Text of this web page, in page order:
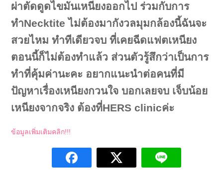
ผ่าตัดดูดไขมันเหนียงออกไป ร่วมกับการ
ทำNecktite ไม่ต้องมากังวลมุมกล้องนี้ฉันจะ
สวยไหม ทำทีเดียวจบ ที่เคยฉีดแฟตเหนียง
ตอนนี้ก็ไม่ต้องทำแล้ว ส่วนตัวรู้สึกว่าเป็นการ
ทำที่คุ้มค่านะคะ อยากแนะนำต่อคนที่มี
ปัญหาเรื่องเหนียงกวนใจ บอกเลยจบ เจ็บน้อย
เหนียงจากจริง ต้องที่HERS clinicค่ะ
ข้อมูลเพิ่มเติมคลิก!!!